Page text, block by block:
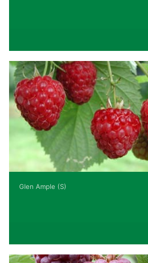
Glen Ample (S)